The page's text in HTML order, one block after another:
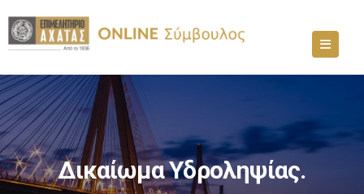
Δικαίωμα Υδροληψίας.